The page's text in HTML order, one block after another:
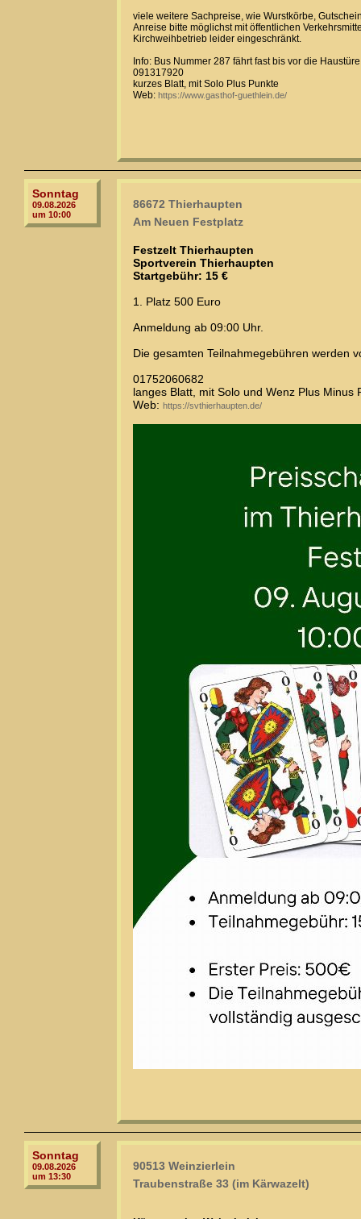
viele weitere Sachpreise, wie Wurstkörbe,
Anreise bitte möglichst mit öffentlichen
Kirchweihbetrieb leider eingeschränkt.
Info: Bus Nummer 287 fährt fast bis vor die
091317920
kurzes Blatt, mit Solo Plus Punkte
Web: https://www.gasthof-guethlein.de/
Sonntag
09.08.2026
um 10:00
86672 Thierhaupten
Am Neuen Festplatz
Festzelt Thierhaupten
Sportverein Thierhaupten
Startgebühr: 15 €
1. Platz 500 Euro
Anmeldung ab 09:00 Uhr.
Die gesamten Teilnahmegebühren werden
01752060682
langes Blatt, mit Solo und Wenz Plus Minus
Web: https://svthierhaupten.de/
Sonntag
09.08.2026
um 13:30
90513 Weinzierlein
Traubenstraße 33 (im Kärwazelt)